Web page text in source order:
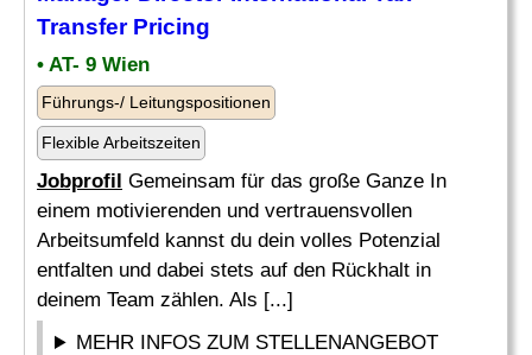
Transfer Pricing
• AT- 9 Wien
Führungs-/ Leitungspositionen
Flexible Arbeitszeiten
Jobprofil Gemeinsam für das große Ganze In
einem motivierenden und vertrauensvollen
Arbeitsumfeld kannst du dein volles Potenzial
entfalten und dabei stets auf den Rückhalt in
deinem Team zählen. Als [...]
MEHR INFOS ZUM STELLENANGEBOT